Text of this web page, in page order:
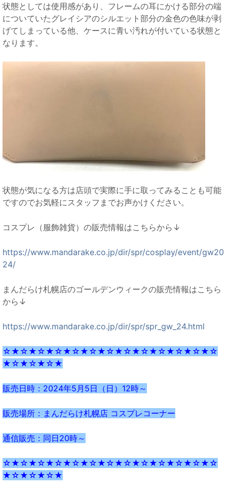
状態としては使用感があり、フレームの耳にかける部分の端
についていたグレイシアのシルエット部分の金色の色味が剥
げてしまっている他、ケースに青い汚れが付いている状態と
なります。
状態が気になる方は店頭で実際に手に取ってみることも可能
ですのでお気軽にスタッフまでお声かけください。
コスプレ（服飾雑貨）の販売情報はこちらから↓
https://www.mandarake.co.jp/dir/spr/cosplay/event/gw20
24/
まんだらけ札幌店のゴールデンウィークの販売情報はこちら
から↓
https://www.mandarake.co.jp/dir/spr/spr_gw_24.html
☆★☆★☆★☆★☆★☆★☆★☆★☆★☆★☆★☆★☆
★☆★☆★☆★
販売日時：2024年5月5日（日）12時～
販売場所：まんだらけ札幌店 コスプレコーナー
通信販売：同日20時～
☆★☆★☆★☆★☆★☆★☆★☆★☆★☆★☆★☆★☆
★☆★☆★☆★